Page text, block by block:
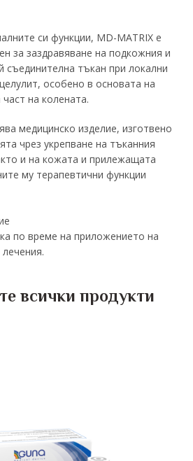
си функции, MD-MATRIX е
за заздравяване на подкожния и
съединителна тъкан при локални
особено в основата на
на колената.
медицинско изделие, изготвено
чрез укрепване на тъканния
и на кожата и прилежащата
му терапевтични функции
по време на приложението на
всички продукти